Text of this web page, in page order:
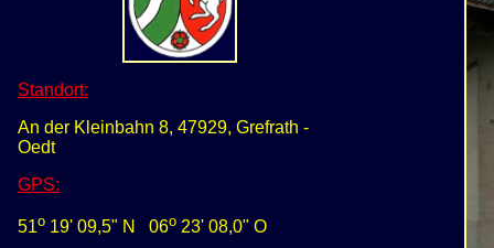
Standort:
An der Kleinbahn 8, 47929, Grefrath -
Oedt
GPS:
51o 19' 09,5" N 06o 23' 08,0" O